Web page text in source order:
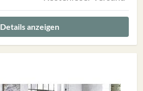
Details anzeigen